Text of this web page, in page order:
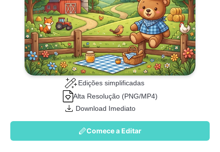
Edições simplificadas
Alta Resolução (PNG/MP4)
Download Imediato
Comece a Editar